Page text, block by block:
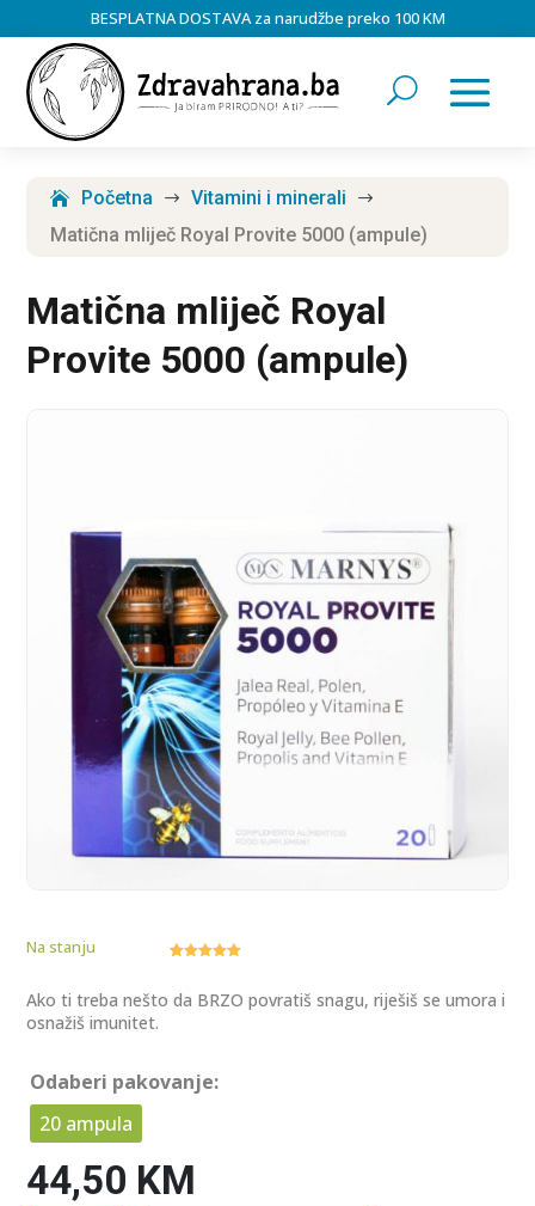
BESPLATNA DOSTAVA za narudžbe preko 100 KM
Početna $ Vitamini i minerali $
Matična mliječ Royal Provite 5000 (ampule)
Matična mliječ Royal
Provite 5000 (ampule)
Na stanju
od ukupno
5 (
Ako ti treba nešto da BRZO povratiš snagu, riješiš se umora i
osnažiš imunitet.
Odaberi pakovanje:
20 ampula
44,50 KM